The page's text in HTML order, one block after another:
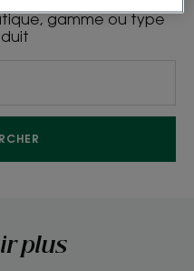
gamme ou type
plus